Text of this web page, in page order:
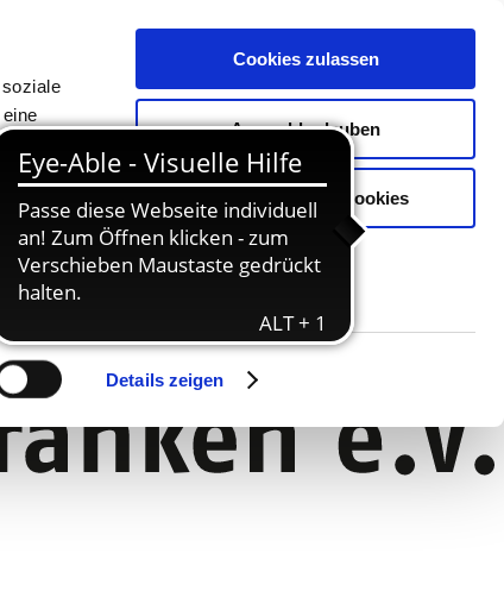
oder
Details zeigen
Cookies zulassen
Auswahl erlauben
Nur notwendige Cookies